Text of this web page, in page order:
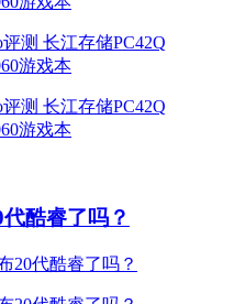
酷睿了吗？